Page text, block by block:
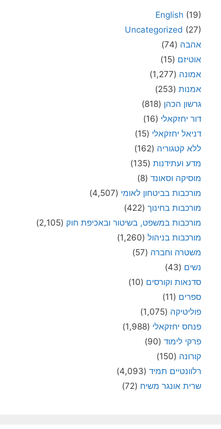
English (19)
Uncategorized (27)
אהבה (74)
אוטיזם (15)
אמונה (1,277)
אמנות (253)
גרשון הכהן (818)
דור יחזקאלי (16)
דניאל יחזקאלי (15)
ללא קטגוריה (162)
מדע ועתידנות (135)
מוסיקה וסאונד (8)
מורכבות בביטחון לאומי (4,507)
מורכבות בחינוך (422)
מורכבות במשפט, בשיטור ובאכיפת חוק (2,105)
מורכבות בניהול (1,260)
משטרה וחברה (57)
נשים (43)
סדנאות וקורסים (10)
ספרים (11)
פוליטיקה (1,075)
פנחס יחזקאלי (1,988)
פרקי לימוד (90)
קורונה (150)
רלוונטיים תמיד (4,093)
שרית אונגר משיח (72)